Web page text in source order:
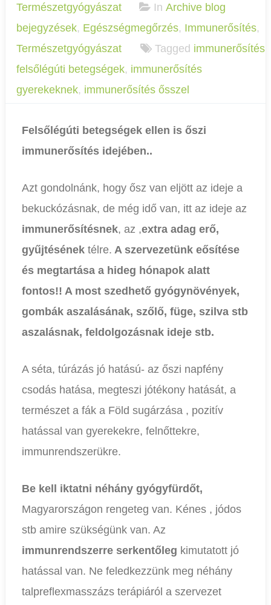
Természetgyógyászat
In Archive blog
bejegyzések, Egészségmegőrzés, Immunerősítés,
Természetgyógyászat
Tagged immunerősítés
felsőlégúti betegségek, immunerősítés
gyerekeknek, immunerősítés ősszel
Felsőlégúti betegségek ellen is őszi
immunerősítés idejében..
Azt gondolnánk, hogy ősz van eljött az ideje a
bekuckózásnak, de még idő van, itt az ideje az
immunerősítésnek, az ,extra adag erő,
gyűjtésének télre. A szervezetünk eősítése
és megtartása a hideg hónapok alatt
fontos!! A most szedhető gyógynövények,
gombák aszalásának, szőlő, füge, szilva stb
aszalásnak, feldolgozásnak ideje stb.
A séta, túrázás jó hatású- az őszi napfény
csodás hatása, megteszi jótékony hatását, a
természet a fák a Föld sugárzása , pozitív
hatással van gyerekekre, felnőttekre,
immunrendszerükre.
Be kell iktatni néhány gyógyfürdőt,
Magyarországon rengeteg van. Kénes , jódos
stb amire szükségünk van. Az
immunrendszerre serkentőleg kimutatott jó
hatással van. Ne feledkezzünk meg néhány
talpreflexmasszázs terápiáról a szervezet